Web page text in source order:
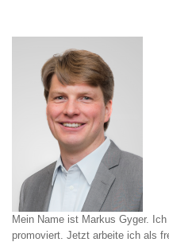
Mein Name ist Markus Gyger.
promoviert. Jetzt arbeite ich als